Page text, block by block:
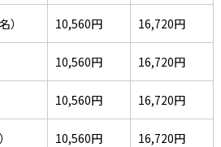
） 10,560円 16,720円
10,560円 16,720円
10,560円 16,720円
10,560円 16,720円